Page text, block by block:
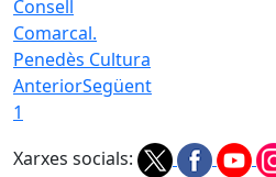
Consell
Comarcal.
Penedès Cultura
AnteriorSegüent
1
Xarxes socials: